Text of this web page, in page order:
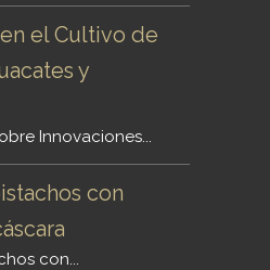
el Cultivo de
y
Innovaciones...
con
con...